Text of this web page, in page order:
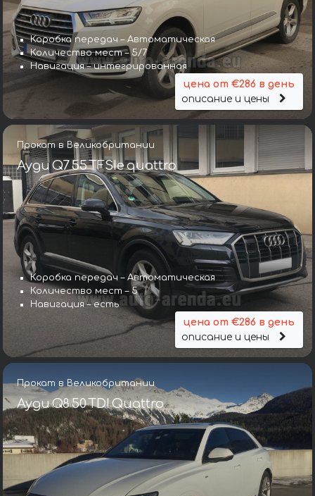
Коробка передач – Автоматическая
Количество мест – 5/7
Навигация – интегрированная
цена от €286 в день
описание и цены
Прокат в Великобритании
Ауди Q7 55 TFSIe quattro
Коробка передач – Автоматическая
Количество мест – 5
Навигация – есть
цена от €286 в день
описание и цены
Прокат в Великобритании
Ауди Q8 50 TDI Quattro